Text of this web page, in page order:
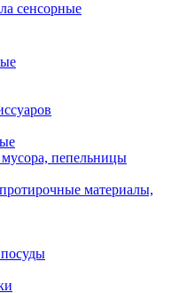
сенсорные
пепельницы
материалы,